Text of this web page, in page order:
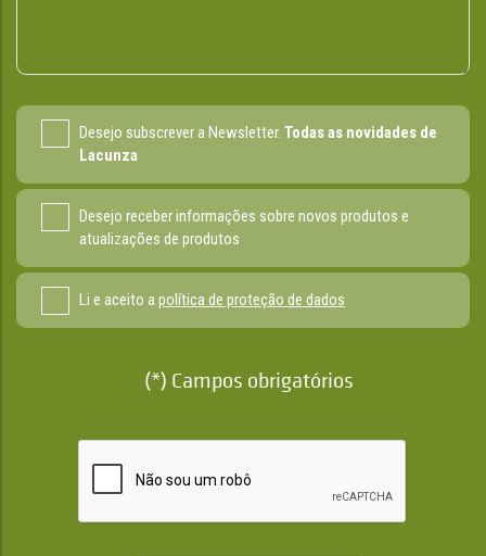
Desejo subscrever a Newsletter. Todas as novidades de
Lacunza
Desejo receber informações sobre novos produtos e
atualizações de produtos
Li e aceito apolítica de proteção de dados
(*) Campos obrigatórios